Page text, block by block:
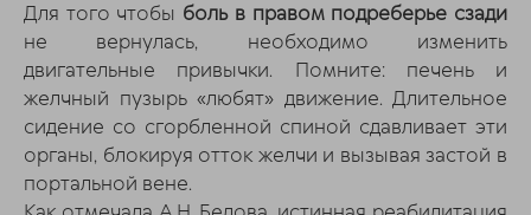
Для того чтобы боль в правом подреберье сзади
не вернулась, необходимо изменить
двигательные привычки. Помните: печень и
желчный пузырь «любят» движение. Длительное
сидение со сгорбленной спиной сдавливает эти
органы, блокируя отток желчи и вызывая застой в
портальной вене.